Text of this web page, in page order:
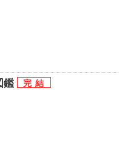
鑑